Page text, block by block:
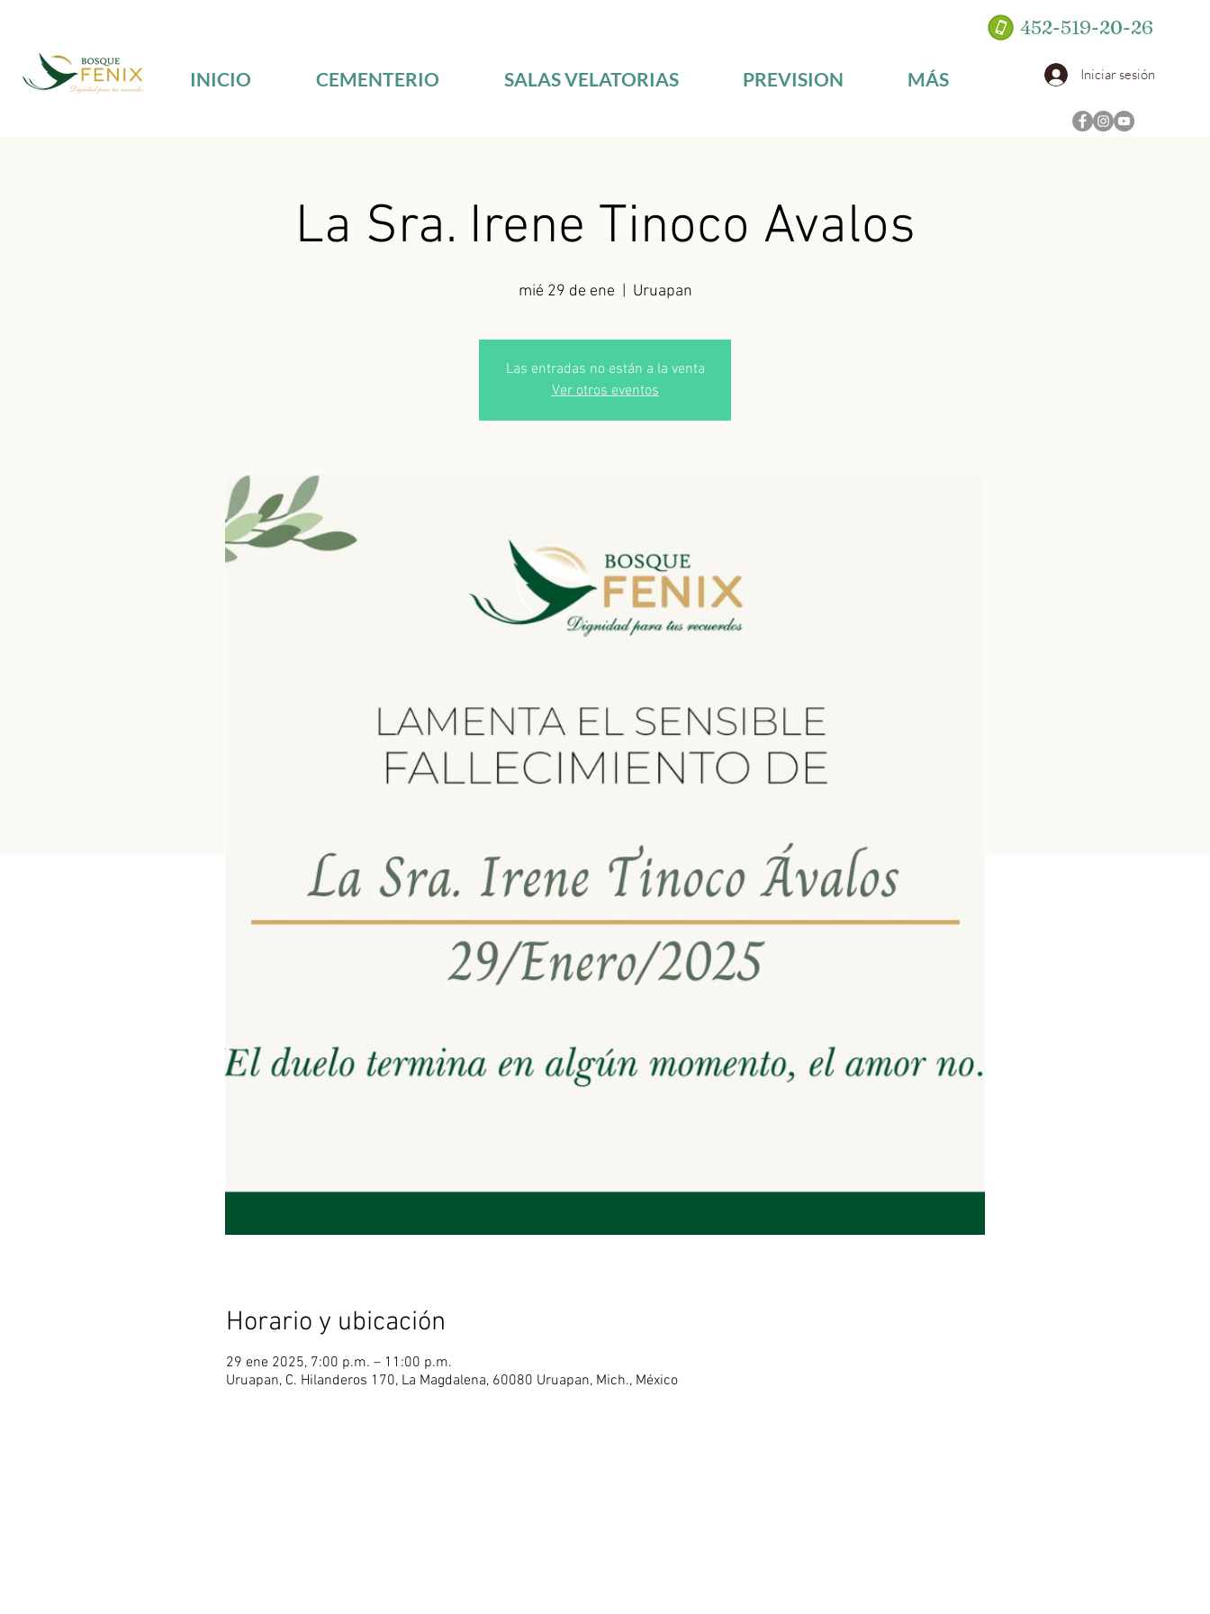
452-519-20-26
INICIO CEMENTERIO SALAS VELATORIAS PREVISION MÁS Iniciar sesión
La Sra. Irene Tinoco Avalos
mié 29 de ene Uruapan
Las entradas no están a la venta
Ver otros eventos
Horario y ubicación
29 ene 2025, 7:00 p.m. – 11:00 p.m.
Uruapan, C. Hilanderos 170, La Magdalena, 60080 Uruapan, Mich., México